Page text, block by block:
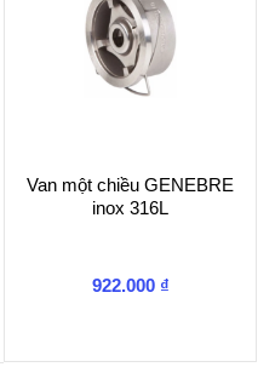
Van một chiều GENEBRE
inox 316L
922.000 ₫